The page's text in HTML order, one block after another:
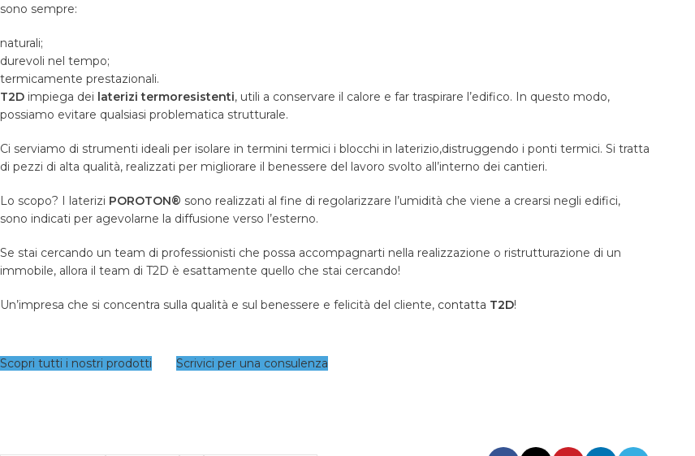
sono sempre:
naturali;
durevoli nel tempo;
termicamente prestazionali.
T2D impiega dei laterizi termoresistenti, utili a conservare il calore e far traspirare l ’edifico. In questo modo,
possiamo evitare qualsiasi problematica strutturale.
Ci serviamo di strumenti ideali per isolare in termini termici i blocchi in laterizio,distruggendo i ponti termici. Si tratta
di pezzi di alta qualità, realizzati per migliorare il benessere del lavoro svolto all ’interno dei cantieri.
Lo scopo? I laterizi POROTON® sono realizzati al fine di regolarizzare l ’umidità che viene a crearsi negli edifici,
sono indicati per agevolarne la diffusione verso l ’esterno.
Se stai cercando un team di professionisti che possa accompagnarti nella realizzazione o ristrutturazione di un
immobile, allora il team di T2D è esattamente quello che stai cercando!
Un’impresa che si concentra sulla qualità e sul benessere e felicità del cliente, contatta T2D!
Scopri tutti i nostri prodotti Scrivici per una consulenza